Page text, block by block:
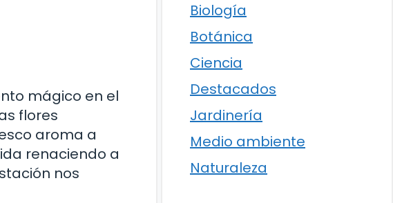
mágico en el
flores
aroma a
renaciendo a
nos
Biología
Botánica
Ciencia
Destacados
Jardinería
Medio ambiente
Naturaleza